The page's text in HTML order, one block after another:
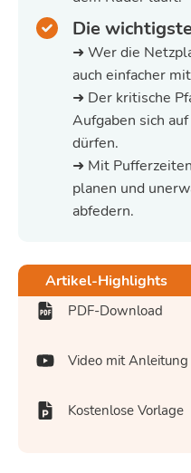
Die
➜ Wer die
auch einfacher
➜ Der kritische
Aufgaben sich
dürfen.
➜ Mit
planen und
abfedern.
Artikel-Highlights
PDF-Download
Video mit Anleitung
Kostenlose Vorlage